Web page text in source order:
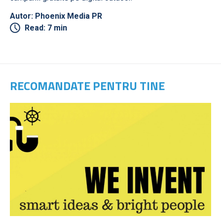
Autor: Phoenix Media PR
Read: 7 min
RECOMANDATE PENTRU TINE